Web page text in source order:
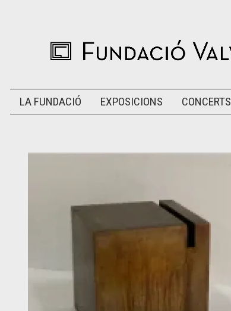
LA FUNDACIÓ EXPOSICIONS CONCERTS